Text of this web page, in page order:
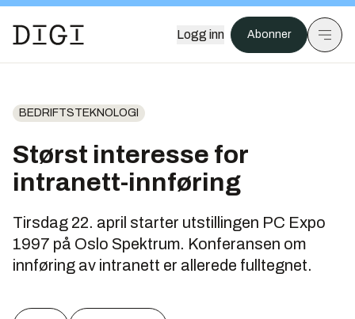
Logg inn Abonner
BEDRIFTSTEKNOLOGI
Størst interesse for
intranett-innføring
Tirsdag 22. april starter utstillingen PC Expo
1997 på Oslo Spektrum. Konferansen om
innføring av intranett er allerede fulltegnet.